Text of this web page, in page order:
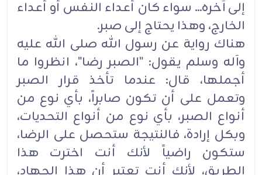
إلى آخره... سواء كان أعداء النفس أو أعداء
الخارج، وهذا يحتاج إلى صبر.
هناك رواية عن رسول الله صلى الله عليه
وآله وسلم يقول: "الصبر رضا"، انظروا ما
أجملها، قال: عندما تأخذ قرار الصبر
وتعمل على أن تكون صابراً، بأي نوع من
أنواع الصبر، بأي نوع من أنواع التحديات،
وبكل إرادة، فالنتيجة ستحصل على الرضا،
ستكون راضياً لأنك أنت اخترت هذا